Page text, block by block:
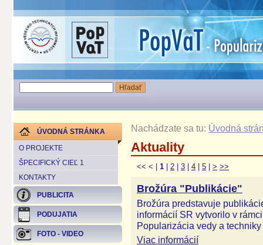
ÚVODNÁ STRÁNKA
O PROJEKTE
ŠPECIFICKÝ CIEĽ 1
KONTAKTY
PUBLICITA
PODUJATIA
FOTO - VIDEO
Nachádzate sa tu: Úvodná
Aktuality
<< < 1 2 3 4 5 > >>
Brožúra "Publikácie"
Brožúra predstavuje
informácií SR vytvorilo v
Popularizácia vedy a
Viac informácií